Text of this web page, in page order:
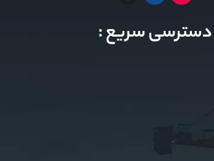
دسترسی سریع :